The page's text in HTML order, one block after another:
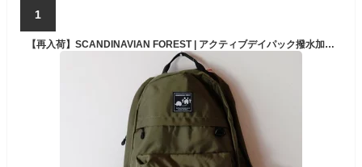
1
【再入荷】SCANDINAVIAN FOREST | アクティブデイパック撥水加工 (khaki) | 送料無料 バッグ 鞄 リュック スウェーデン スカンジナビアンフォレスト